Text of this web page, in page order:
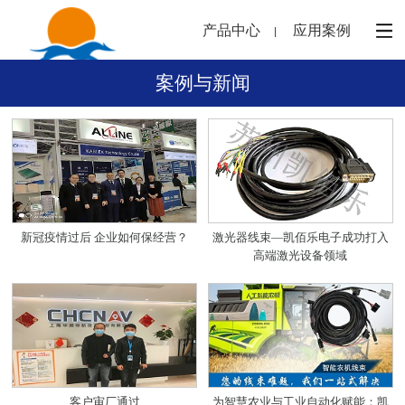
产品中心 应用案例
案例与新闻
新冠疫情过后 企业如何保经营？
激光器线束—凯佰乐电子成功打入
高端激光设备领域
客户审厂通过 为智慧农业与工业自动化赋能：凯